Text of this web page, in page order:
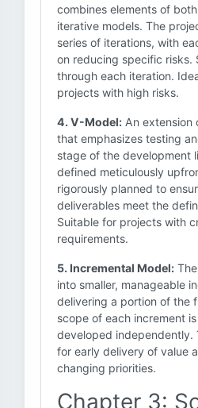
combines elements of
iterative models. The
series of iterations, with
on reducing specific risks.
through each iteration.
projects with high risks.
4. V-Model: An extension
that emphasizes testing
stage of the development
defined meticulously
rigorously planned to
deliverables meet the
Suitable for projects with
requirements.
5. Incremental Model:
into smaller, manageable
delivering a portion of the
scope of each increment
developed independently.
for early delivery of value
changing priorities.
Chapter 3: